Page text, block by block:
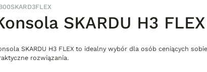
SKARDU H3 FLEX
SKARDU H3 FLEX to idealny wybór dla osób ceniących
rozwiązania.